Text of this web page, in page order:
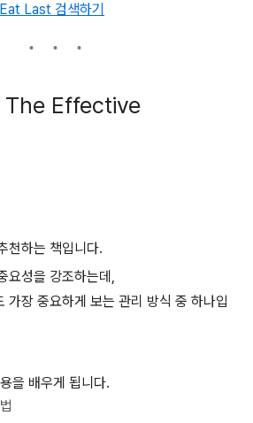
Last 검색하기
The Effective
천하는 책입니다.
요성을 강조하는데,
가장 중요하게 보는 관리 방식 중 하나입
을 배우게 됩니다.